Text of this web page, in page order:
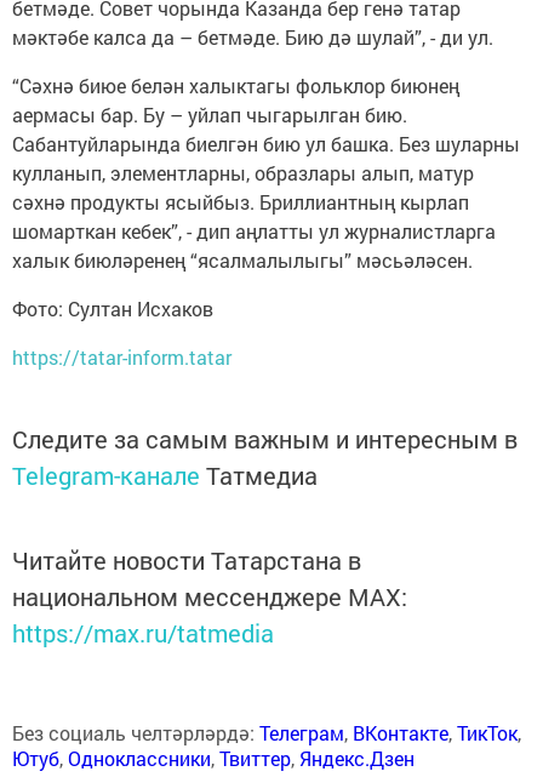
бетмәде. Совет чорында Казанда бер генә татар
мәктәбе калса да – бетмәде. Бию дә шулай”, - ди ул.
“Сәхнә биюе белән халыктагы фольклор биюнең
аермасы бар. Бу – уйлап чыгарылган бию.
Сабантуйларында биелгән бию ул башка. Без шуларны
кулланып, элементларны, образлары алып, матур
сәхнә продукты ясыйбыз. Бриллиантның кырлап
шомарткан кебек”, - дип аңлатты ул журналистларга
халык биюләренең “ясалмалылыгы” мәсьәләсен.
Фото: Султан Исхаков
https://tatar-inform.tatar
Следите за самым важным и интересным в
Telegram-канале Татмедиа
Читайте новости Татарстана в
национальном мессенджере MАХ:
https://max.ru/tatmedia
Без социаль челтәрләрдә: Телеграм, ВКонтакте,ТикТок,
Ютуб,Одноклассники,Твиттер, Яндекс.Дзен